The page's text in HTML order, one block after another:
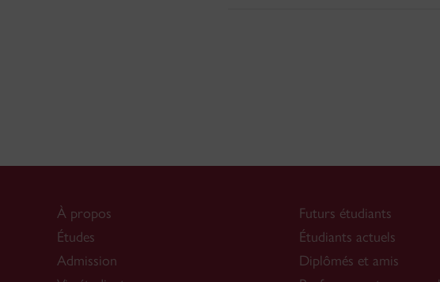
À propos
Études
Admission
Futurs étudiants
Étudiants actuels
Diplômés et amis